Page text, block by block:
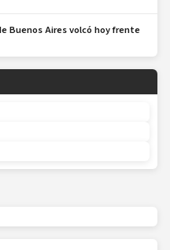
Buenos Aires volcó hoy frente